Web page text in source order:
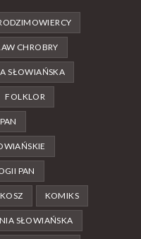
CHROBRY
SŁOWIAŃSKA
FOLKLOR
PAN
KOMIKS
SŁOWIAŃSKA